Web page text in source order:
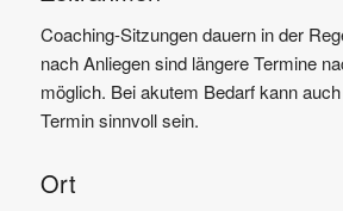
Coaching-Sitzungen dauern in der
nach Anliegen sind längere Termine
möglich. Bei akutem Bedarf kann
Termin sinnvoll sein.
Ort